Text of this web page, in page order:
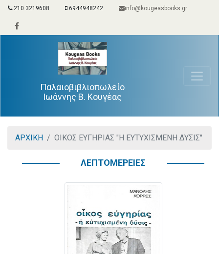
210 3219608 6944948242 info@kougeasbooks.gr
Παλαιοβιβλιοπωλείο
Ιωάννης Β. Κουγέας
ΑΡΧΙΚΗ ΟΙΚΟΣ ΕΥΓΗΡΙΑΣ "Η ΕΥΤΥΧΙΣΜΕΝΗ ΔΥΣΙΣ"
ΛΕΠΤΟΜΕΡΕΙΕΣ